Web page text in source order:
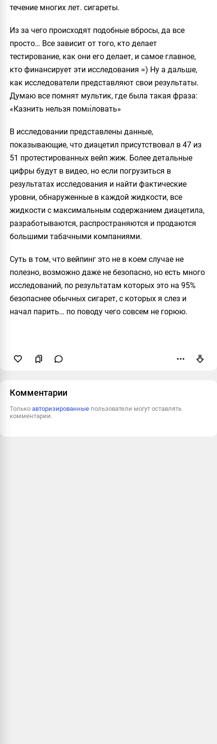
течение многих лет. сигареты.
Из за чего происходят подобные вбросы, да все
просто… Все зависит от того, кто делает
тестирование, как они его делает, и самое главное,
кто финансирует эти исследования =) Ну а дальше,
как исследователи представляют свои результаты.
Думаю все помнят мультик, где была такая фраза:
«Казнить нельзя поми́ловать»
В исследовании представлены данные,
показывающие, что диацетил присутствовал в 47 из
51 протестированных вейп жиж. Более детальные
цифры будут в видео, но если погрузиться в
результатах исследования и найти фактические
уровни, обнаруженные в каждой жидкости, все
жидкости с максимальным содержанием диацетила,
разработываются, распространяются и продаются
большими табачными компаниями.
Суть в том, что вейпинг это не в коем случае не
полезно, возможно даже не безопасно, но есть много
исследований, по результатам которых это на 95%
безопаснее обычных сигарет, с которых я слез и
начал парить… по поводу чего совсем не горюю.
Комментарии
Только авторизированные пользователи могут оставлять
комментарии.